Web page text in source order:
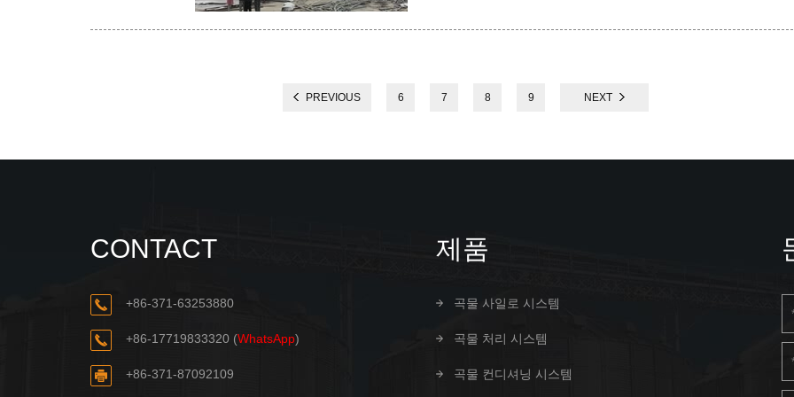
PREVIOUS 6 7 8 9 NEXT
CONTACT
+86-371-63253880
+86-17719833320 (WhatsApp)
+86-371-87092109
제품
곡물 사일로 시스템
곡물 처리 시스템
곡물 컨디셔닝 시스템